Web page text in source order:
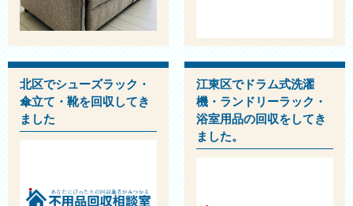
北区でシューズラック・
傘立て・靴を回収してき
ました
江東区でドラム式洗濯
機・ランドリーラック・
浴室用品の回収をしてき
ました。